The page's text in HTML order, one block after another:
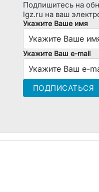
Подпишитесь на
lgz.ru на ваш
Укажите Ваше имя
Укажите Ваш e-mail